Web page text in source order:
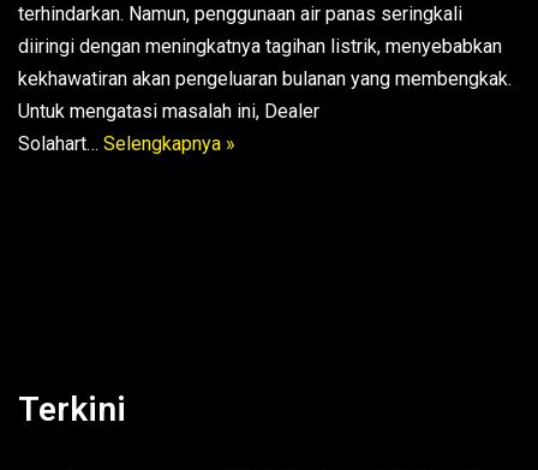
terhindarkan. Namun, penggunaan air panas seringkali
diiringi dengan meningkatnya tagihan listrik, menyebabkan
kekhawatiran akan pengeluaran bulanan yang membengkak.
Untuk mengatasi masalah ini, Dealer
Solahart… Selengkapnya »
Terkini